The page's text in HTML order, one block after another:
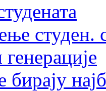
студен.
бирају